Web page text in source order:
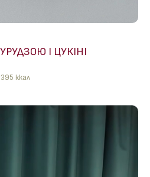
І ЦУКІНІ
395 ккал